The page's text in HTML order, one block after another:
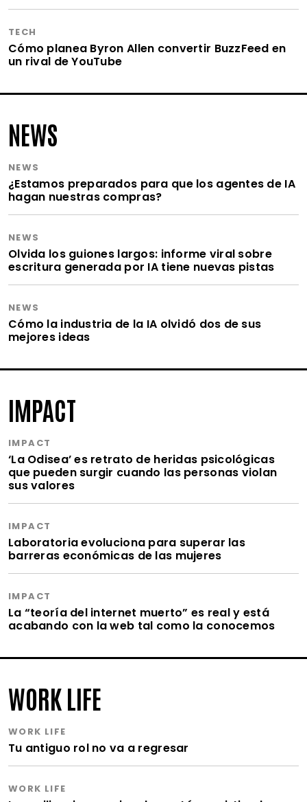
TECH
Cómo planea Byron Allen convertir BuzzFeed en
un rival de YouTube
NEWS
NEWS
¿Estamos preparados para que los agentes de IA
hagan nuestras compras?
NEWS
Olvida los guiones largos: informe viral sobre
escritura generada por IA tiene nuevas pistas
NEWS
Cómo la industria de la IA olvidó dos de sus
mejores ideas
IMPACT
IMPACT
‘La Odisea’ es retrato de heridas psicológicas
que pueden surgir cuando las personas violan
sus valores
IMPACT
Laboratoria evoluciona para superar las
barreras económicas de las mujeres
IMPACT
La “teoría del internet muerto” es real y está
acabando con la web tal como la conocemos
WORK LIFE
WORK LIFE
Tu antiguo rol no va a regresar
WORK LIFE